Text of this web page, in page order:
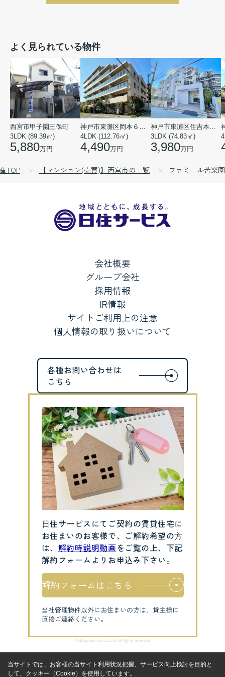
よく見られている物件
西宮市甲子園三保町
3LDK (89.39㎡)
5,880万円
神戸市東灘区岡本６丁目
4LDK (112.76㎡)
4,490万円
神戸市東灘区住吉本町１丁目
3LDK (74.83㎡)
3,980万円
TOP 【マンション(売買)】西宮市の一覧 ファミール苦楽園
会社概要
グループ会社
採用情報
IR情報
サイトご利用上の注意
個人情報の取り扱いについて
⽇住サービスにてご契約の賃貸住宅に
お住まいのお客様で、ご解約希望の⽅
は、 解約時説明動画をご覧の上、下記
解約フォームよりお申込み下さい。
解約フォームはこちら
当社管理物件以外にお住まいの方は、貸主様に
直接ご連絡ください。
© Nichiju Service Co.,LTD. All Rights Reserved.
当サイトでは、お客様の当サイト利用状況把握、サービス向上検討を目的と
して、クッキー（Cookie）を使用しています。